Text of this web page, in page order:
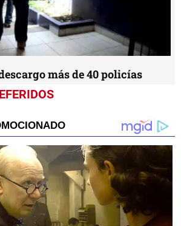
más de 40 policías